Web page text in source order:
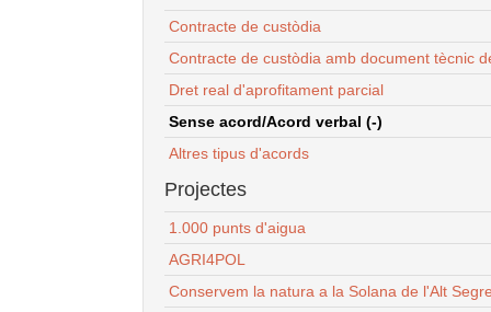
Contracte de custòdia
Contracte de custòdia amb document tècnic
Dret real d'aprofitament parcial
Sense acord/Acord verbal (-)
Altres tipus d'acords
Projectes
1.000 punts d'aigua
AGRI4POL
Conservem la natura a la Solana de l'Alt